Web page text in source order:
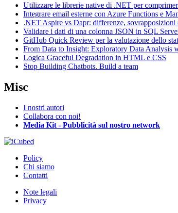
Utilizzare le librerie native di .NET per
Integrare email esterne con Azure Functions e
.NET Aspire vs Dapr: differenze, sovrapposizioni
Validare i dati di una colonna JSON in SQL
GitHub Quick Review per la valutazione dello
From Data to Insight: Exploratory Data Analysis
Logica Graceful Degradation in HTML e CSS
Stop Building Chatbots. Build a team
Misc
I nostri autori
Collabora con noi!
Media Kit - Pubblicità sul nostro network
Policy
Chi siamo
Contatti
Note legali
Privacy